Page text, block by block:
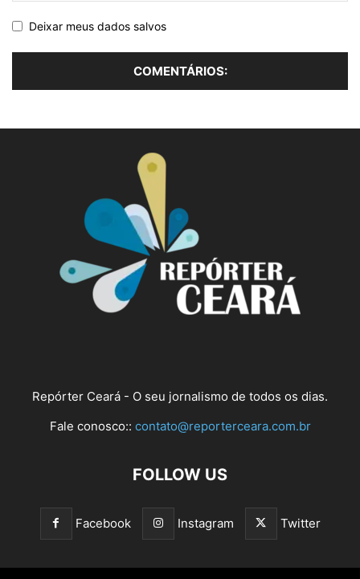
Deixar meus dados salvos
Repórter Ceará - O seu jornalismo de todos os dias.
Fale conosco:: contato@reporterceara.com.br
FOLLOW US
Facebook Instagram Twitter